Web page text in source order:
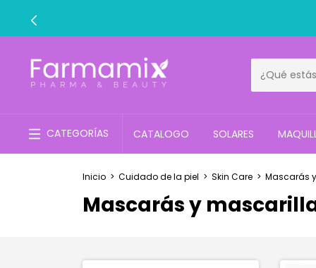
CATEGORÍAS CATALOGO SOLARES
Inicio > Cuidado de la piel > Skin Care > Mascarás
Mascarás y